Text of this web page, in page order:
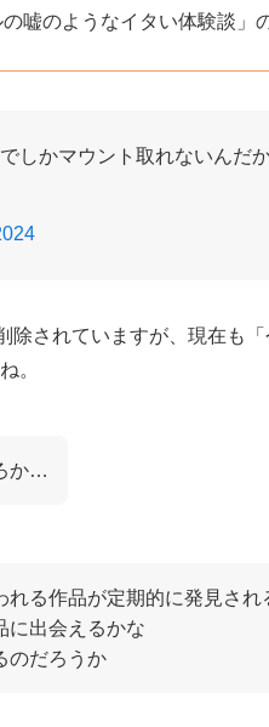
嘘のようなイタい体験談」
しかマウント取れないんだ
されていますが、現在も
。
か…
る作品が定期的に発見され
に出会えるかな
のだろうか